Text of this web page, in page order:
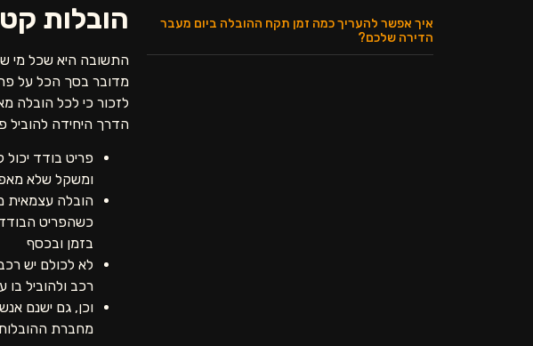
איך אפשר להעריך כמה זמן תקח ההובלה ביום מעבר
הדירה שלכם?
הובלות
התשובה היא שכל מי
מדובר בסך הכל על
לזכור כי לכל הובלה
הדרך היחידה להוביל
פריט בודד
ומשקל שלא
הובלה עצמאית
כשהפריט הבודד
בזמן ובכסף
לא לכולם יש
רכב ולהוביל
וכן, גם ישנם
מחברת